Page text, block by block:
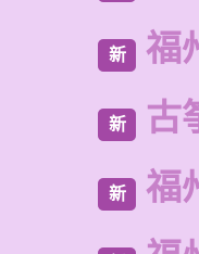
新 福
新 古
新 福